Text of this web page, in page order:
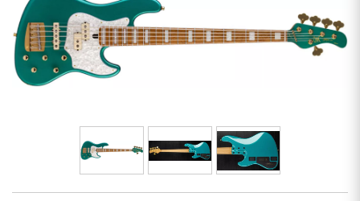
Grabación
Auriculares